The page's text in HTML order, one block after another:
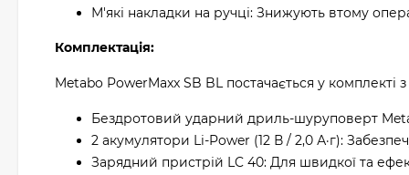
М'які накладки на ручці: Знижують втому
Комплектація:
Metabo PowerMaxx SB BL постачається у
Бездротовий ударний дриль-шуруповерт
2 акумулятори Li-Power (12 В / 2,0 А·г):
Зарядний пристрій LC 40: Для швидкої та